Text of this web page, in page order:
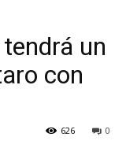
un
con
0
626